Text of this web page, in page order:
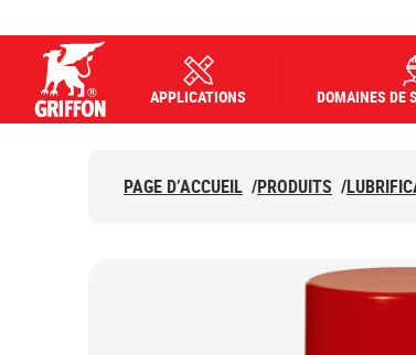
APPLICATIONS DOMAINES DE
PAGE D’ACCUEIL /PRODUITS /